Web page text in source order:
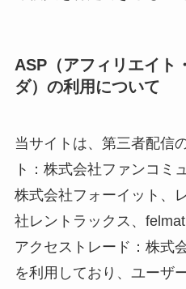
ASP（アフィリエイト
ダ）の利用について
当サイトは、第三者配信
ト：株式会社ファンコミ
株式会社フォーイット、
社レントラックス、
アクセストレード：株式
を利用しており、ユーザ